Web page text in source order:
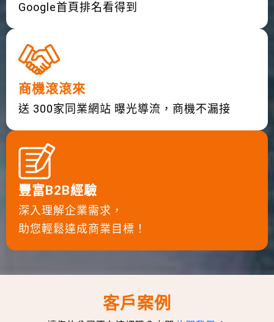
Google首頁排名看得到
商機滾滾來
送 300家同業網站 曝光導流，商機不漏接
豐富B2B經驗
深入理解企業需求，
助您輕鬆達成商業目標！
客戶案例